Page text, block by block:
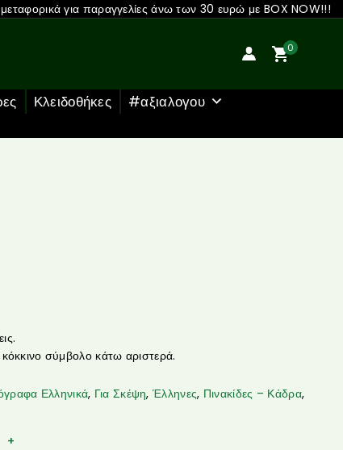
για παραγγελίες άνω των 30 ευρώ με BOX NOW!!!
0
Κλειδοθήκες
#αξιαλογου
σύμβολο κάτω αριστερά.
Ελληνικά, Για Σκέψη,Έλληνες, Πινακίδες – Κάδρα,
+